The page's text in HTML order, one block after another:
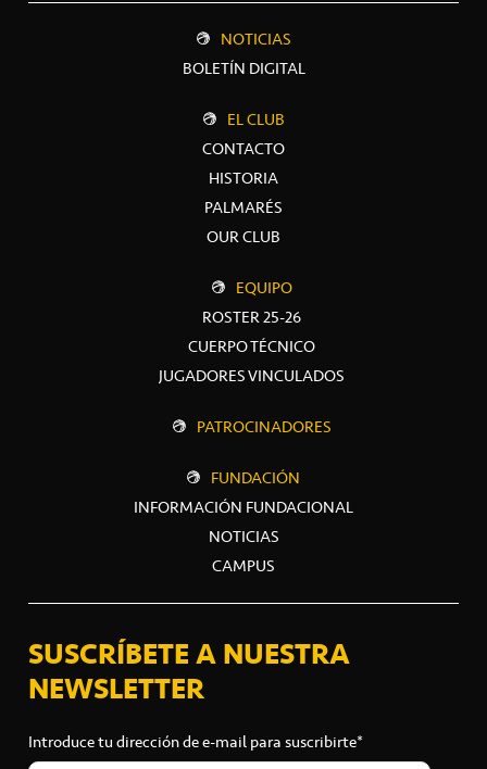
NOTICIAS
BOLETÍN DIGITAL
EL CLUB
CONTACTO
HISTORIA
PALMARÉS
OUR CLUB
EQUIPO
ROSTER 25-26
CUERPO TÉCNICO
JUGADORES VINCULADOS
PATROCINADORES
FUNDACIÓN
INFORMACIÓN FUNDACIONAL
NOTICIAS
CAMPUS
SUSCRÍBETE A NUESTRA
NEWSLETTER
Introduce tu dirección de e-mail para suscribirte*